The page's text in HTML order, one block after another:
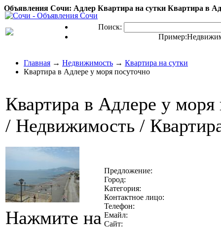
Объявления Сочи: Адлер Квартира на сутки Квартира в
Поиск:
Пример:
Главная → Недвижимость → Квартира на сутки
Квартира в Адлере у моря посуточно
Квартира в Адлере у моря
/ Недвижимость /
Нажмите на
Предложение:
Город:
Категория:
Контактное лицо:
Телефон:
Емайл:
Сайт: